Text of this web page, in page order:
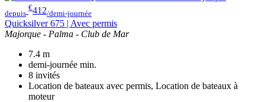
depuis
€412/demi-journée
Quicksilver 675 | Avec permis
Majorque - Palma - Club de Mar
7.4 m
demi-journée min.
8 invités
Location de bateaux avec permis, Location de bateaux à
moteur